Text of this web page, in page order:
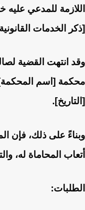
اللازمة للمدعي
[ذكر الخدمات
وقد انتهت القضية
محكمة [اسم المحكمة]
[التاريخ].
وبناءً على ذلك، فإن
أتعاب المحاماة له،
الطلبات: